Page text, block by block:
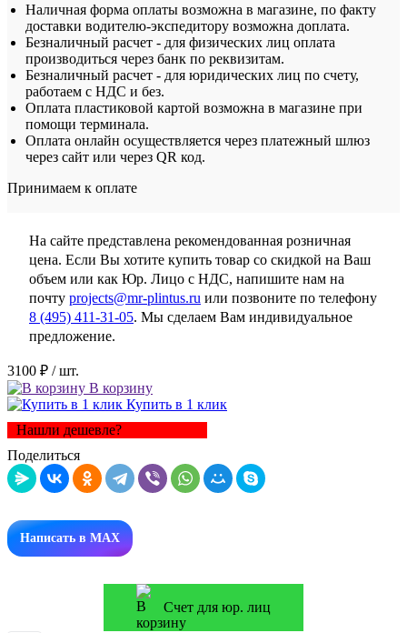
Наличная форма оплаты возможна в магазине, по факту
доставки водителю-экспедитору возможна доплата.
Безналичный расчет - для физических лиц оплата
производиться через банк по реквизитам.
Безналичный расчет - для юридических лиц по счету,
работаем с НДС и без.
Оплата пластиковой картой возможна в магазине при
помощи терминала.
Оплата онлайн осуществляется через платежный шлюз
через сайт или через QR код.
Принимаем к оплате
На сайте представлена рекомендованная розничная
цена. Если Вы хотите купить товар со скидкой на Ваш
объем или как Юр. Лицо с НДС, напишите нам на
почту projects@mr-plintus.ru или позвоните по телефону
8 (495) 411-31-05. Мы сделаем Вам индивидуальное
предложение.
3100 ₽ / шт.
В корзину
Купить в 1 клик
Нашли дешевле?
Поделиться
Написать в MAX
Счет для юр. лиц